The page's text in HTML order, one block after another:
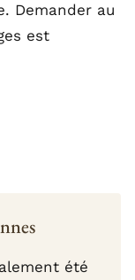
Demander au
est
été